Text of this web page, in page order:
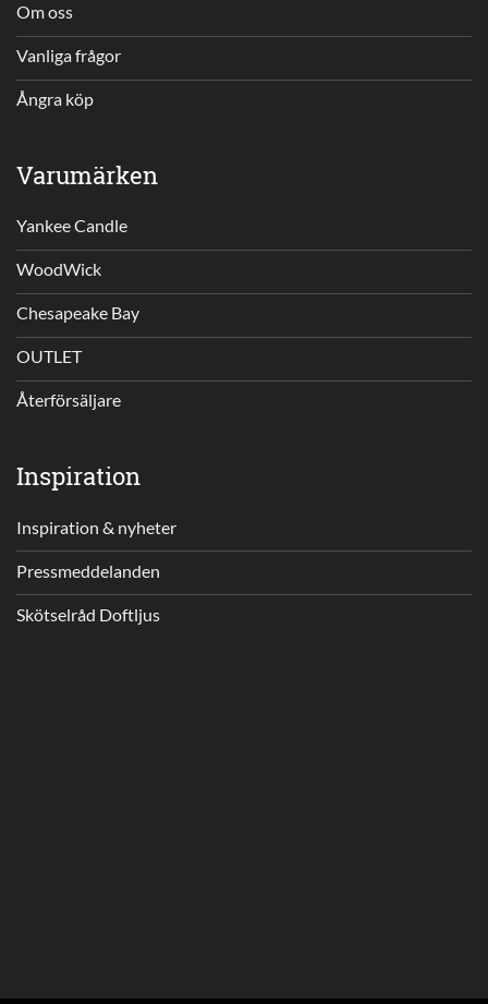
Om oss
Vanliga frågor
Ångra köp
Varumärken
Yankee Candle
WoodWick
Chesapeake Bay
OUTLET
Återförsäljare
Inspiration
Inspiration & nyheter
Pressmeddelanden
Skötselråd Doftljus